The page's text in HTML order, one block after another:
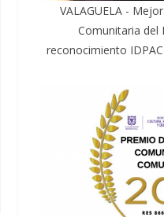
VALAGUELA -
Comunitaria del
reconocimiento